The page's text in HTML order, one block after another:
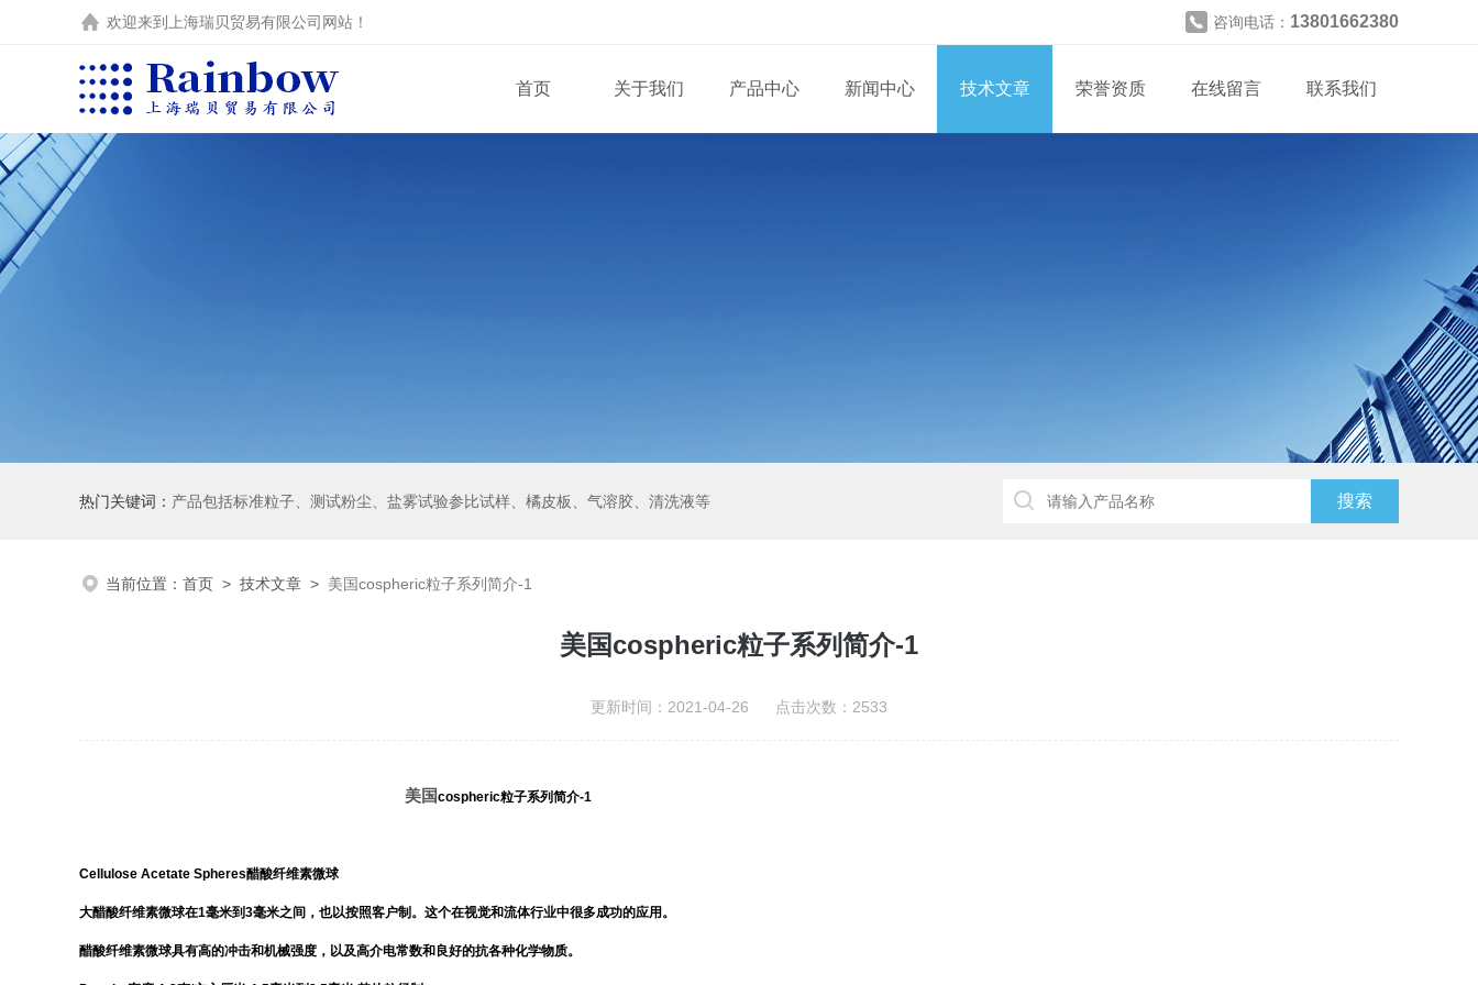
欢迎来到 上海瑞贝贸易有限公司 网站！ 咨询电话： 13801662380
首页 关于我们 产品中心 新闻中心 技术文章 荣誉资质 在线留言 联系我们
热门关键词： 产品包括标准粒子、测试粉尘、盐雾试验参比试样、橘皮板、气溶胶、清洗液等
当前位置： 首页 > 技术文章 > 美国cospheric粒子系列简介-1
美国cospheric粒子系列简介-1
更新时间：2021-04-26 点击次数：2533
美国cospheric粒子系列简介-1
Cellulose Acetate Spheres醋酸纤维素微球
大醋酸纤维素微球在1毫米到3毫米之间，也以按照客户制。这个在视觉和流体行业中很多成功的应用。
醋酸纤维素微球具有高的冲击和机械强度，以及高介电常数和良好的抗各种化学物质。